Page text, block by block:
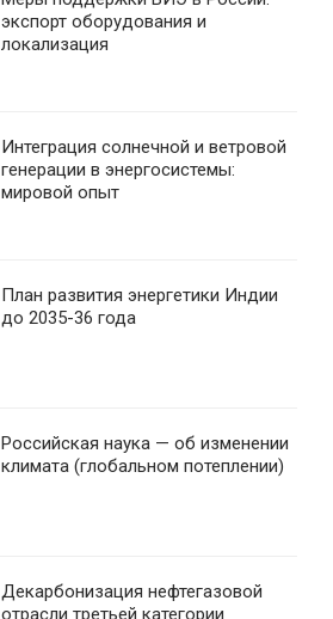
экспорт оборудования и
локализация
Интеграция солнечной и ветровой
генерации в энергосистемы:
мировой опыт
План развития энергетики Индии
до 2035-36 года
Российская наука — об изменении
климата (глобальном потеплении)
Декарбонизация нефтегазовой
отрасли третьей категории